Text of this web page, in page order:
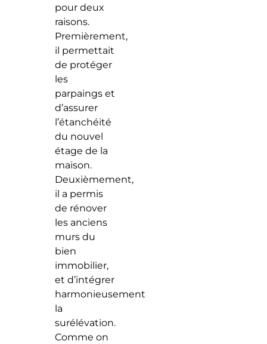
pour deux
raisons.
Premièrement,
il permettait
de protéger
les
parpaings et
d’assurer
l’étanchéité
du nouvel
étage de la
maison.
Deuxièmement,
il a permis
de rénover
les anciens
murs du
bien
immobilier,
et d’intégrer
harmonieusement
la
surélévation.
Comme on